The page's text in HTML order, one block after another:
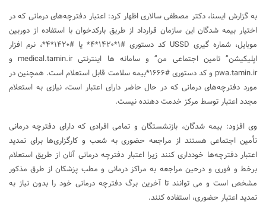
به گزارش ایسنا، دکتر مصطفی سالاری اظهار کرد: اعتبار دفترچه‌های درمانی که در
اختیار بیمه شدگان این سازمان قرارداد از طریق بارکدخوان با استفاده از دوربین
موبایل، شماره گیری USSD کد دستوری #۱*۱۴۲۰*۴* یا #۱۴۲۰*۴*، نرم افزار
اپلیکیشن” تامین اجتماعی من” و سامانه ها اینترنتی medical.tamin.ir و
pwa.tamin.ir و کد دستوری #۱۶۶۶*بیمه سلامت قابل استعلام است. همچنین در
مورد دفترچه‌های درمانی که در حال حاضر دارای اعتبار است، نیازی به استعلام
مجدد اعتبار توسط مرکز خدمت دهنده نیست.
وی افزود: بیمه شدگان، بازنشستگان و تمامی افرادی که دارای دفترچه درمانی
تأمین اجتماعی هستند از مراجعه حضوری به شعب و کارگزاری‌ها برای تمدید
اعتبار دفترچه‌ها خودداری کنند زیرا اعتبار دفترچه درمانی آنان از طریق استعلام
برخط و فوری و درحین مراجعه به مراکز درمانی و مطب پزشکان از طرق مذکور
مشخص است و می توانند تا آخرین برگ دفترچه درمانی خود را بدون نیاز به
تمدید اعتبار حضوری، استفاده کنند.